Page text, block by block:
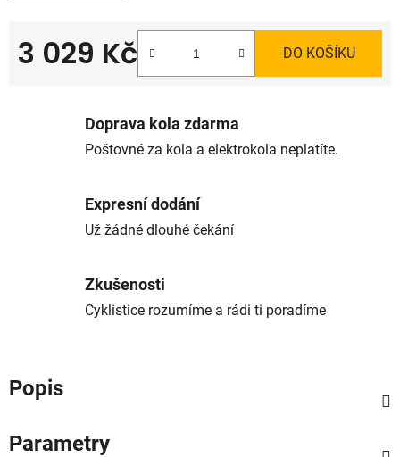
3 029 Kč DO KOŠÍKU
Doprava kola zdarma
Poštovné za kola a elektrokola neplatíte.
Expresní dodání
Už žádné dlouhé čekání
Zkušenosti
Cyklistice rozumíme a rádi ti poradíme
Popis
Parametry